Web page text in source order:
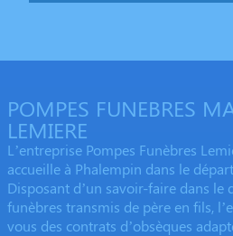
POMPES FUNEBRES
LEMIERE
L’entreprise Pompes Funèbres
accueille à Phalempin dans le
Disposant d’un savoir-faire dans le
funèbres transmis de père en fils,
vous des contrats d’obsèques